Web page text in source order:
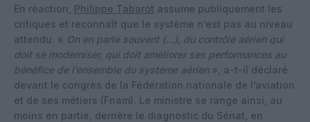
En réaction, Philippe Tabarot assume publiquement les
critiques et reconnaît que le système n’est pas au niveau
attendu. « On en parle souvent (…), du contrôle aérien qui
doit se moderniser, qui doit améliorer ses performances au
bénéfice de l’ensemble du système aérien », a-t-il déclaré
devant le congrès de la Fédération nationale de l’aviation
et de ses métiers (Fnam). Le ministre se range ainsi, au
moins en partie, derrière le diagnostic du Sénat, en